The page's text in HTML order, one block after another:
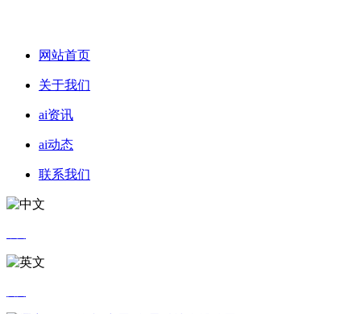
网站首页
关于我们
ai资讯
ai动态
联系我们